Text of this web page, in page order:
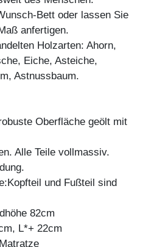
Bett oder lassen Sie
anfertigen.
Holzarten: Ahorn,
Eiche, Asteiche,
Astnussbaum.
Oberfläche geölt mit
Alle Teile vollmassiv.
und Fußteil sind
82cm
L*+ 22cm